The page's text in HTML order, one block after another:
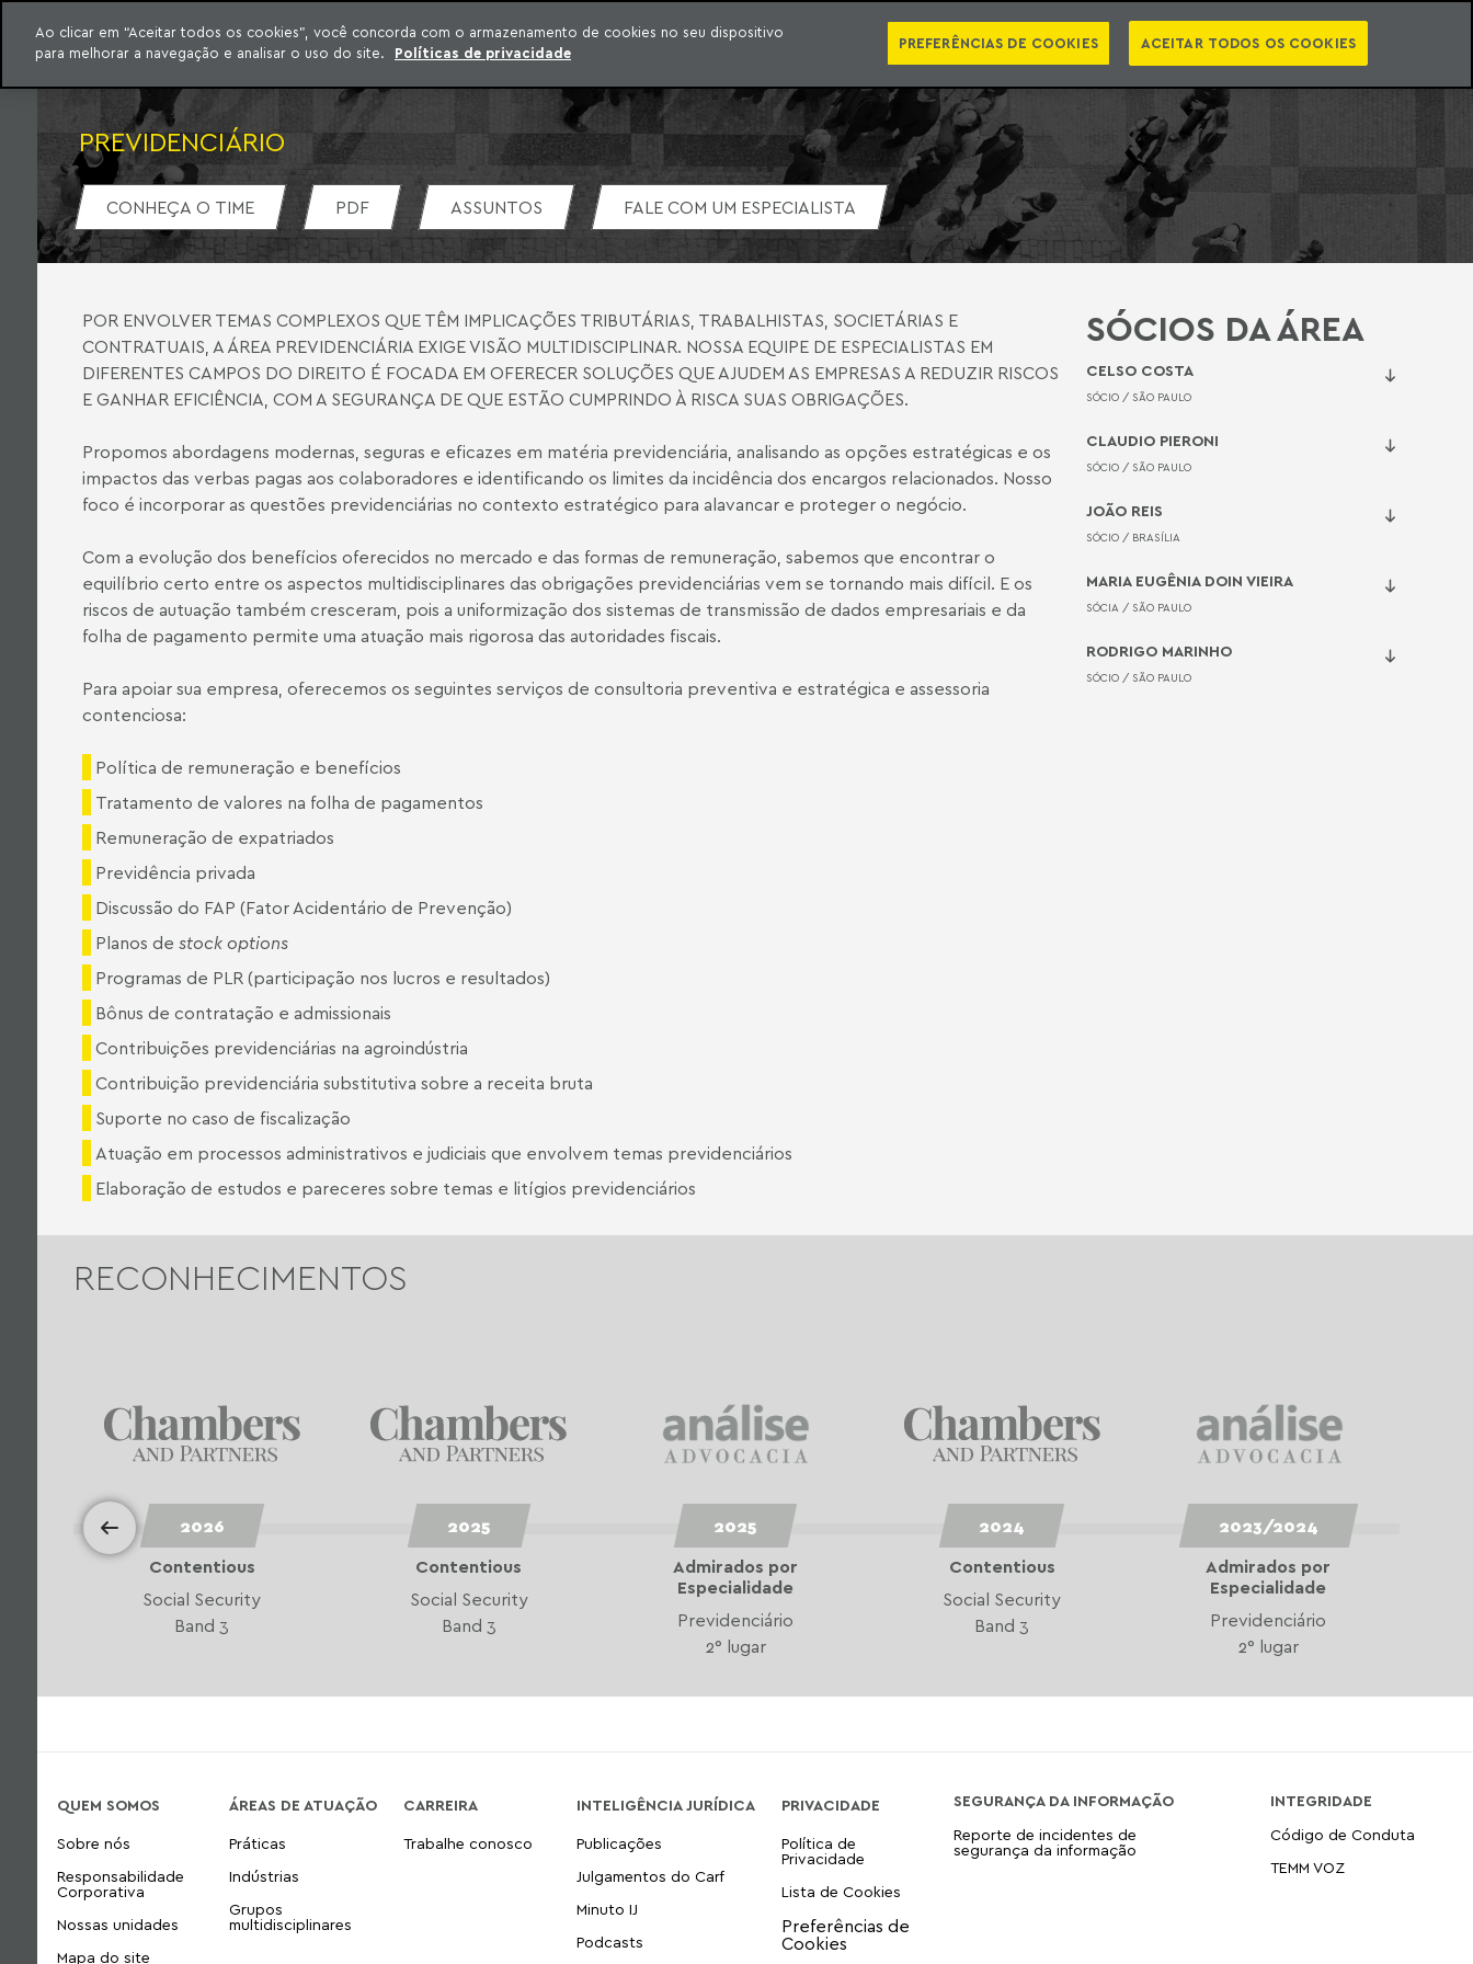
para o conteúdo
Meyer
QUEM SOMOS ÁREAS DE ATUAÇÃO ADVOGADOS PRÊMIOS E RECONHECIMENTOS CONTATO NEWSLETTER PT EN INTELIGÊNCIA JURÍDICA
PREVIDENCIÁRIO
CONHEÇA O TIME PDF ASSUNTOS FALE COM UM ESPECIALISTA
POR ENVOLVER TEMAS COMPLEXOS QUE TÊM IMPLICAÇÕES TRIBUTÁRIAS, TRABALHISTAS, SOCIETÁRIAS E
CONTRATUAIS, A ÁREA PREVIDENCIÁRIA EXIGE VISÃO MULTIDISCIPLINAR. NOSSA EQUIPE DE ESPECIALISTAS EM
DIFERENTES CAMPOS DO DIREITO É FOCADA EM OFERECER SOLUÇÕES QUE AJUDEM AS EMPRESAS A REDUZIR RISCOS
E GANHAR EFICIÊNCIA, COM A SEGURANÇA DE QUE ESTÃO CUMPRINDO À RISCA SUAS OBRIGAÇÕES.
Propomos abordagens modernas, seguras e eficazes em matéria previdenciária, analisando as opções estratégicas e os
impactos das verbas pagas aos colaboradores e identificando os limites da incidência dos encargos relacionados. Nosso
foco é incorporar as questões previdenciárias no contexto estratégico para alavancar e proteger o negócio.
Com a evolução dos benefícios oferecidos no mercado e das formas de remuneração, sabemos que encontrar o
equilíbrio certo entre os aspectos multidisciplinares das obrigações previdenciárias vem se tornando mais difícil. E os
riscos de autuação também cresceram, pois a uniformização dos sistemas de transmissão de dados empresariais e da
folha de pagamento permite uma atuação mais rigorosa das autoridades fiscais.
Para apoiar sua empresa, oferecemos os seguintes serviços de consultoria preventiva e estratégica e assessoria
contenciosa:
Política de remuneração e benefícios
Tratamento de valores na folha de pagamentos
Remuneração de expatriados
Previdência privada
Discussão do FAP (Fator Acidentário de Prevenção)
Planos de stock options
Programas de PLR (participação nos lucros e resultados)
Bônus de contratação e admissionais
Contribuições previdenciárias na agroindústria
Contribuição previdenciária substitutiva sobre a receita bruta
Suporte no caso de fiscalização
Atuação em processos administrativos e judiciais que envolvem temas previdenciários
Elaboração de estudos e pareceres sobre temas e litígios previdenciários
SÓCIOS DA ÁREA
CELSO COSTA
SÓCIO / SÃO PAULO
CLAUDIO PIERONI
SÓCIO / SÃO PAULO
JOÃO REIS
SÓCIO / BRASÍLIA
MARIA EUGÊNIA DOIN VIEIRA
SÓCIA / SÃO PAULO
RODRIGO MARINHO
SÓCIO / SÃO PAULO
RECONHECIMENTOS
2026
Contentious
Social Security
Band 3
2025
Contentious
Social Security
Band 3
2025
Admirados por
Especialidade
Previdenciário
2° lugar
2024
Contentious
Social Security
Band 3
2023/2024
Admirados por
Especialidade
Previdenciário
2° lugar
QUEM SOMOS
Sobre nós
Responsabilidade
Corporativa
Nossas unidades
Mapa do site
ÁREAS DE ATUAÇÃO
Práticas
Indústrias
Grupos
multidisciplinares
CARREIRA
Trabalhe conosco
INTELIGÊNCIA JURÍDICA
Publicações
Julgamentos do Carf
Minuto IJ
Podcasts
PRIVACIDADE
Política de
Privacidade
Lista de Cookies
SEGURANÇA DA INFORMAÇÃO
Reporte de incidentes de
segurança da informação
INTEGRIDADE
Código de Conduta
TEMM VOZ
Ao clicar em “Aceitar todos os cookies”, você concorda com o armazenamento de cookies no seu dispositivo
para melhorar a navegação e analisar o uso do site.
Políticas de privacidade
PREFERÊNCIAS DE COOKIES ACEITAR TODOS OS COOKIES